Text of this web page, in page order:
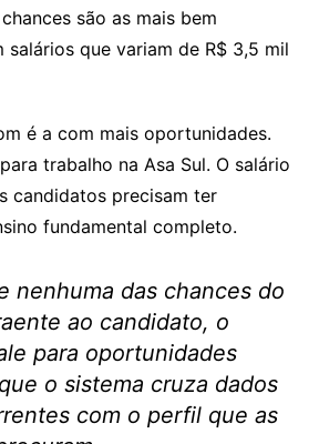
são as mais bem
salários que variam de R$ 3,5 mil
é a com mais oportunidades.
trabalho na Asa Sul. O salário
candidatos precisam ter
fundamental completo.
nenhuma das chances do
ao candidato, o
para oportunidades
o sistema cruza dados
com o perfil que as